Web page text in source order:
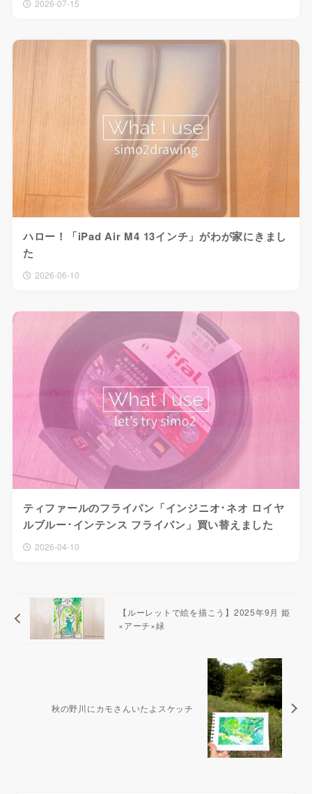
2026-07-15
ハロー！「iPad Air M4 13インチ」がわが家にきまし
た
2026-06-10
ティファールのフライパン「インジニオ･ネオ ロイヤ
ルブルー･インテンス フライパン」買い替えました
2026-04-10
【ルーレットで絵を描こう】2025年9月 姫
×アーチ×緑
秋の野川にカモさんいたよスケッチ